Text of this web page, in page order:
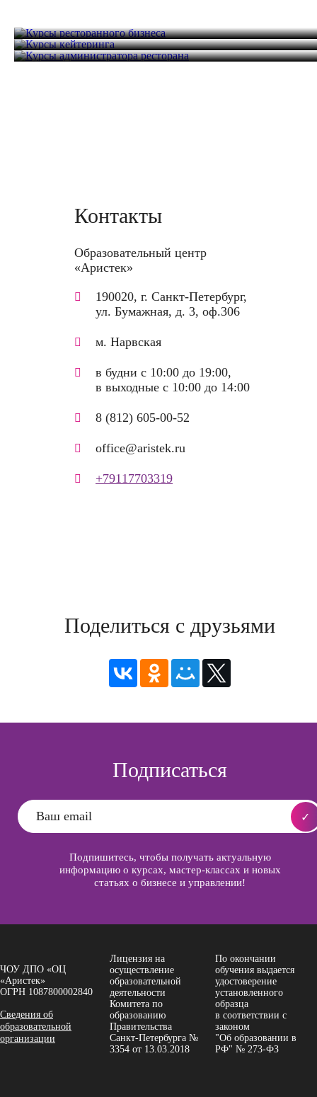
24 часа 54 000 руб.
Курсы кейтеринга
Курсы администратора ресторана
Контакты
Образовательный центр
«Аристек»
190020, г. Санкт-Петербург,
ул. Бумажная, д. 3, оф.306
м. Нарвская
в будни с 10:00 до 19:00,
в выходные с 10:00 до 14:00
8 (812) 605-00-52
office@aristek.ru
+79117703319
Поделиться с друзьями
Подписаться
Подпишитесь, чтобы получать актуальную
информацию о курсах, мастер-классах и новых
статьях о бизнесе и управлении!
ЧОУ ДПО «ОЦ
«Аристек»
ОГРН 1087800002840
Сведения об
образовательной
организации
Лицензия на
осуществление
образовательной
деятельности
Комитета по
образованию
Правительства
Санкт-Петербурга №
3354 от 13.03.2018
По окончании
обучения выдается
удостоверение
установленного
образца
в соответствии с
законом
"Об образовании в
РФ" № 273-ФЗ